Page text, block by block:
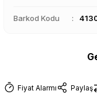
Barkod Kodu
Fiyat Alarmı Paylaş